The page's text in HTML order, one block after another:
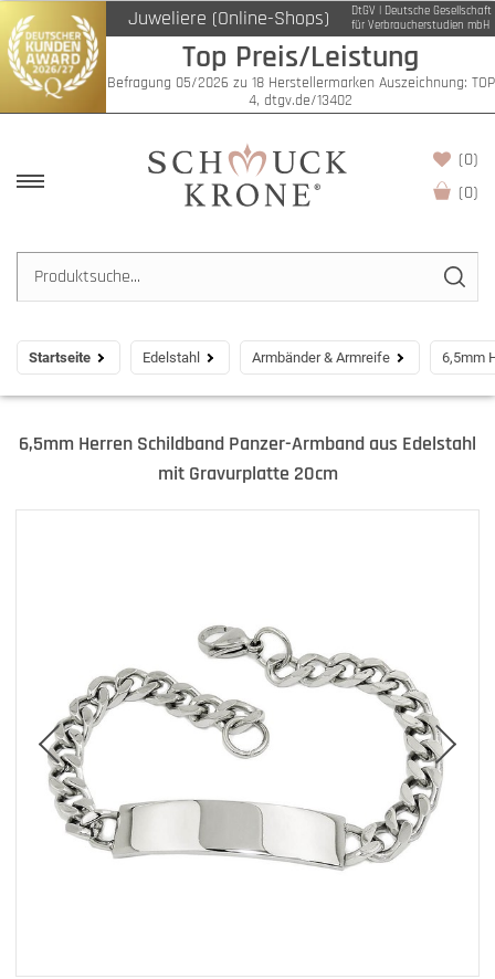
Juweliere (Online-Shops)
DtGV | Deutsche Gesellschaft
für Verbraucherstudien mbH
Top Preis/Leistung
Befragung 05/2026 zu 18 Herstellermarken Auszeichnung: TOP
4, dtgv.de/13402
(0)
(0)
Startseite Edelstahl Armbänder & Armreife 6,5mm
6,5mm Herren Schildband Panzer-Armband aus Edelstahl
mit Gravurplatte 20cm